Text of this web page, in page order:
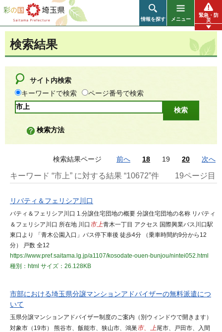
彩の国 埼玉県
情報を探す メニュー
緊急・防
災
検索結果
サイト内検索
キーワードで検索
ページ番号で検索
検索方法
検索結果ページ 前へ 18 19 20 次へ
キーワード “市上” に対する結果 “10672”件 19ページ目
リバティ＆フェリシア川口
バティ＆フェリシア川口 1.分譲住宅団地の概要 分譲住宅団地の名称 リバティ
＆フェリシア川口 所在地 川口 市上青木一丁目 アクセス 国際興業バス川口駅
東口より 「青木公園入口」バス停下車後 徒歩4分 （乗車時間約9分から12
分） 戸数 全12
https://www.pref.saitama.lg.jp/a1107/kosodate-ouen-bunjou/nintei052.html
種別：html サイズ：26.128KB
市部における埼玉県分譲マンションアドバイザーの無料派遣につ
いて
玉県分譲マンションアドバイザー制度のご案内（別ウィンドウで開きます）
対象市（19市） 熊谷市、飯能市、狭山市、鴻巣 市、上尾市、戸田市、入間